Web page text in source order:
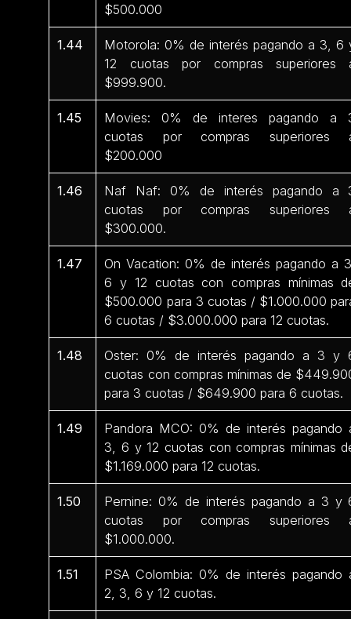
$500.000
1.44
Motorola: 0% de interés pagando a 3, 6
12 cuotas por compras superiores
$999.900.
1.45
Movies: 0% de interes pagando a
cuotas por compras superiores
$200.000
1.46
Naf Naf: 0% de interés pagando a
cuotas por compras superiores
$300.000.
1.47
On Vacation: 0% de interés pagando a
6 y 12 cuotas con compras mínimas
$500.000 para 3 cuotas / $1.000.000
6 cuotas / $3.000.000 para 12 cuotas.
1.48
Oster: 0% de interés pagando a 3 y
cuotas con compras mínimas de
para 3 cuotas / $649.900 para 6 cuotas.
1.49
Pandora MCO: 0% de interés pagando
3, 6 y 12 cuotas con compras mínimas
$1.169.000 para 12 cuotas.
1.50
Pernine: 0% de interés pagando a 3 y
cuotas por compras superiores
$1.000.000.
1.51
PSA Colombia: 0% de interés pagando
2, 3, 6 y 12 cuotas.